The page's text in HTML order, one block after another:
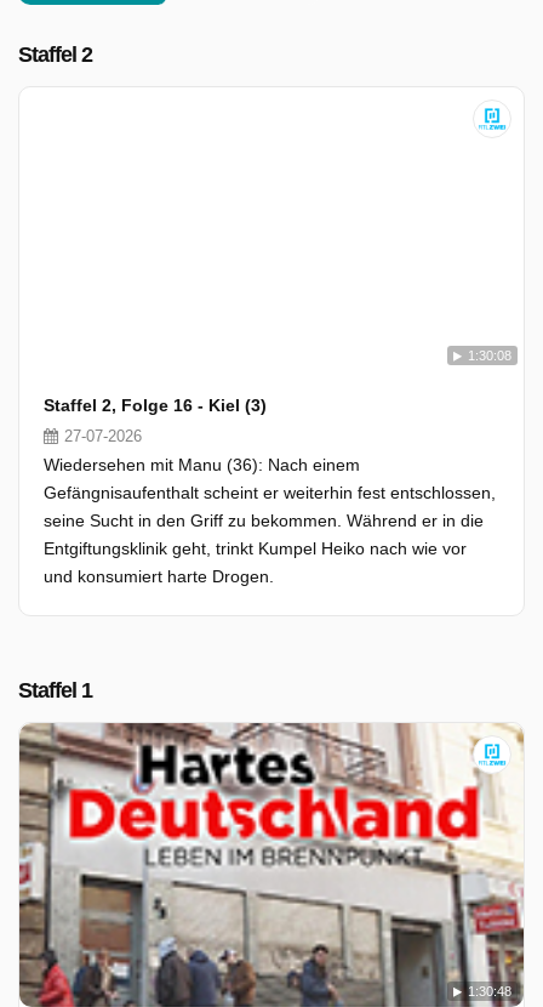
Staffel 2
1:30:08
Staffel 2, Folge 16 - Kiel (3)
27-07-2026
Wiedersehen mit Manu (36): Nach einem
Gefängnisaufenthalt scheint er weiterhin fest entschlossen,
seine Sucht in den Griff zu bekommen. Während er in die
Entgiftungsklinik geht, trinkt Kumpel Heiko nach wie vor
und konsumiert harte Drogen.
Staffel 1
1:30:48